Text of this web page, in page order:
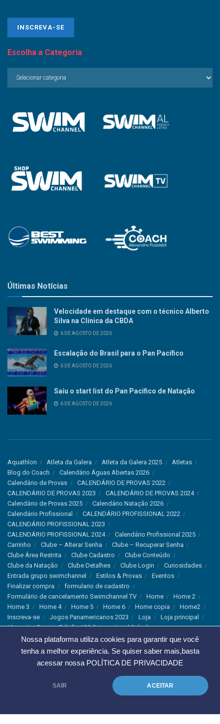
Nossa plataforma utiliza cookies para garantir que você
tenha a melhor experiência. Se quiser saber mais,basta
acessar nossa POLÍTICA DE PRIVACIDADE
SAIR ACEITAR
Escolha a Categoria
Últimas Notícias
Velocidade em destaque com o técnico Alberto
Silva na Clínica da CBDA
6 DE AGOSTO DE 2026
Escalação do Brasil para o Pan Pacífico
6 DE AGOSTO DE 2026
Saiu o start list do Pan Pacifico de Natação
6 DE AGOSTO DE 2026
Aquathlon Atleta da Galera Atleta da Galera 2025
Atletas
Blog do Coach
Calendário Águas Abertas 2026
Calendário de Provas
CALENDÁRIO DE PROVAS 2022
CALENDÁRIO DE PROVAS 2023
CALENDÁRIO DE PROVAS 2024
Calendário de Provas 2025
Calendário Natação 2026
Calendário Profissional
CALENDÁRIO PROFISSIONAL 2022
CALENDÁRIO PROFISSIONAL 2023
CALENDÁRIO PROFISSIONAL 2024
Calendário Profissional 2025
Carrinho
Clube – Alterar Senha
Clube – Recuperar Senha
Clube Área Restrita
Clube Cadastro
Clube Conteúdo
Clube da Natação
Clube Detalhes Clube Login
Curiosidades
Entrada grupo swimchannel
Estilos & Provas
Eventos
Finalizar compra
formulario de cadastro
Formulário de cancelamento Swimchannel TV
Home
Home 2
Home 3
Home 4 Home 5 Home 6 Home copia
Home2
Inscreva-se
Jogos Panamericanos 2023 Loja
Loja principal
Magazine Revista Edição #33 (International Sales)
Magazine Swimchannel (International Sale)
Marcas
Minha conta
Newsletter Notícias
Notícias Instagram
Política de Cancelamento
Saúde
Thank You
Troca e Devolução